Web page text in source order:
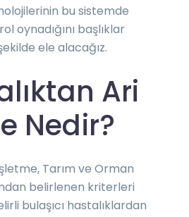
bu sistemde
oynadığını başlıklar
ele alacağız.
Ari
Nedir?
Tarım ve Orman
belirlenen kriterleri
bulaşıcı hastalıklardan